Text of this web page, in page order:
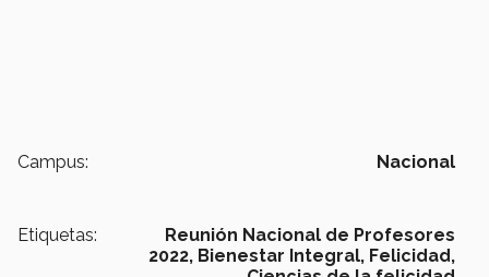
Campus: Nacional
Etiquetas:
Reunión Nacional de Profesores
2022, Bienestar Integral, Felicidad,